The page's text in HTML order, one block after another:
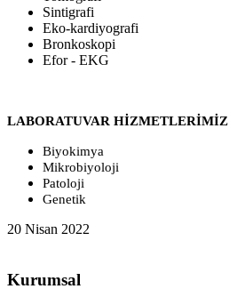
Sintigrafi
Eko-kardiyografi
Bronkoskopi
Efor - EKG
LABORATUVAR HİZMETLERİMİZ
Biyokimya
Mikrobiyoloji
Patoloji
Genetik
20 Nisan 2022
Kurumsal